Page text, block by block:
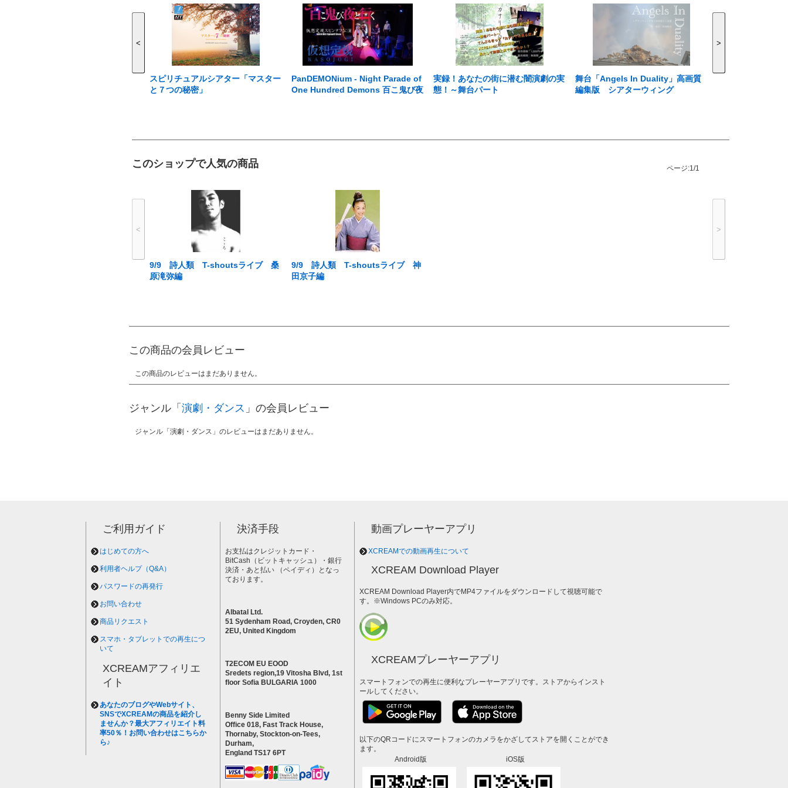
<
スピリチュアルシアター「マスター
と７つの秘密」
PanDEMONium - Night Parade of
One Hundred Demons 百こ鬼び夜
実録！あなたの街に潜む闇演劇の実
態！～舞台パート
舞台「Angels In Duality」高画質
編集版 シアターウィング
>
このショップで人気の商品 ページ:1/1
<
9/9 詩人類 T-shoutsライブ 桑
原滝弥編
9/9 詩人類 T-shoutsライブ 神
田京子編
>
この商品の会員レビュー
この商品のレビューはまだありません。
ジャンル「 演劇・ダンス 」の会員レビュー
ジャンル「演劇・ダンス」のレビューはまだありません。
ご利用ガイド
はじめての方へ
利用者ヘルプ（Q&A）
パスワードの再発行
お問い合わせ
商品リクエスト
スマホ・タブレットでの再生につ
いて
XCREAMアフィリエ
イト
あなたのブログやWebサイト、
SNSでXCREAMの商品を紹介し
ませんか？最大アフィリエイト料
率50％！お問い合わせはこちらか
ら♪
決済手段
お支払はクレジットカード・
BitCash（ビットキャッシュ）・銀行
決済・あと払い （ペイディ）となっ
ております。
Albatal Ltd.
51 Sydenham Road, Croyden, CR0
2EU, United Kingdom
T2ECOM EU EOOD
Sredets region,19 Vitosha Blvd, 1st
floor Sofia BULGARIA 1000
Benny Side Limited
Office 018, Fast Track House,
Thornaby, Stockton-on-Tees,
Durham,
England TS17 6PT
動画プレーヤーアプリ
XCREAMでの動画再生について
XCREAM Download Player
XCREAM Download Player内でMP4ファイルをダウンロードして視聴可能で
す。※Windows PCのみ対応。
XCREAMプレーヤーアプリ
スマートフォンでの再生に便利なプレーヤーアプリです。ストアからインスト
ールしてください。
以下のQRコードにスマートフォンのカメラをかざしてストアを開くことができ
ます。
Android版
iOS版